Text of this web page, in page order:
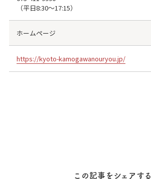
（平日8:30～17:15）
ホームページ
https://kyoto-kamogawanouryou.jp/
この記事をシェアする